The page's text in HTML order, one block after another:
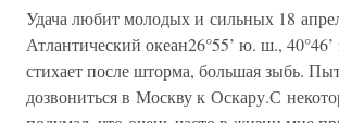
Удача любит молодых и сильных 18
Атлантический океан26°55’ ю. ш.,
стихает после шторма, большая зыбь.
дозвониться в Москву к Оскару.С